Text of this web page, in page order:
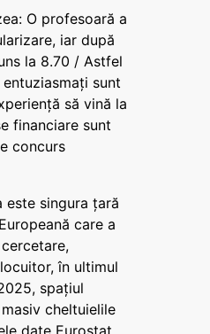
O profesoară a
iar după
la 8.70 / Astfel
sunt
să vină la
financiare sunt
concurs
este singura țară
care a
în ultimul
spațiul
cheltuielile
date Eurostat